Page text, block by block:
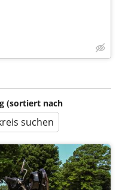
(sortiert nach
suchen